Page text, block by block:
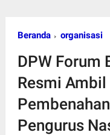
Beranda organisasi
DPW Forum
Resmi Ambil
Pengurus